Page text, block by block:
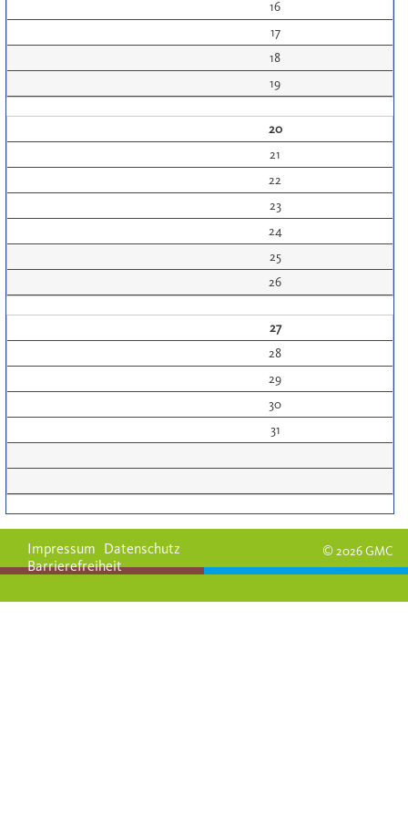
16
17
18
19
20
21
22
23
24
25
26
27
28
29
30
31
© 2026 GMC
Impressum Datenschutz
Barrierefreiheit